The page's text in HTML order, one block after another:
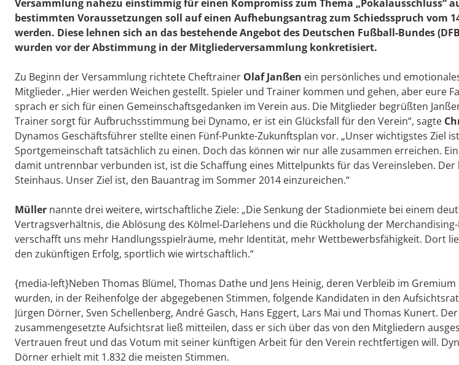
Versammlung nahezu einstimmig für einen Kompromiss zum Thema „Pokalausschluss“
bestimmten Voraussetzungen soll auf einen Aufhebungsantrag zum Schiedsspruch vom
werden. Diese lehnen sich an das bestehende Angebot des Deutschen Fußball-Bundes
wurden vor der Abstimmung in der Mitgliederversammlung konkretisiert.
Zu Beginn der Versammlung richtete Cheftrainer Olaf Janßen ein persönliches und
Mitglieder. „Hier werden Weichen gestellt. Spieler und Trainer kommen und gehen, aber eure
sprach er sich für einen Gemeinschaftsgedanken im Verein aus. Die Mitglieder begrüßten
Trainer sorgt für Aufbruchsstimmung bei Dynamo, er ist ein Glücksfall für den Verein“, sagte
Dynamos Geschäftsführer stellte einen Fünf-Punkte-Zukunftsplan vor. „Unser wichtigstes Ziel
Sportgemeinschaft tatsächlich zu einen. Doch das können wir nur alle zusammen erreichen.
damit untrennbar verbunden ist, ist die Schaffung eines Mittelpunkts für das Vereinsleben. Der
Steinhaus. Unser Ziel ist, den Bauantrag im Sommer 2014 einzureichen.“
Müller nannte drei weitere, wirtschaftliche Ziele: „Die Senkung der Stadionmiete bei einem
Vertragsverhältnis, die Ablösung des Kölmel-Darlehens und die Rückholung der Merchandising-
verschafft uns mehr Handlungsspielräume, mehr Identität, mehr Wettbewerbsfähigkeit. Dort
den zukünftigen Erfolg, sportlich wie wirtschaftlich.“
{media-left}Neben Thomas Blümel, Thomas Dathe und Jens Heinig, deren Verbleib im
wurden, in der Reihenfolge der abgegebenen Stimmen, folgende Kandidaten in den
Jürgen Dörner, Sven Schellenberg, André Gasch, Hans Eggert, Lars Mai und Thomas Kunert.
zusammengesetzte Aufsichtsrat ließ mitteilen, dass er sich über das von den Mitgliedern
Vertrauen freut und das Votum mit seiner künftigen Arbeit für den Verein rechtfertigen will.
Dörner erhielt mit 1.832 die meisten Stimmen.